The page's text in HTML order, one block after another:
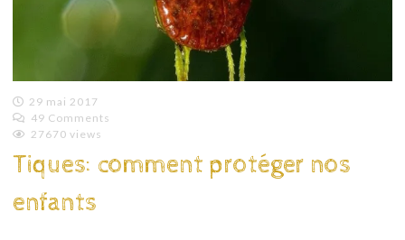
29 mai 2017
Emilie
49 Comments
27670 views
Tiques: comment protéger nos
enfants